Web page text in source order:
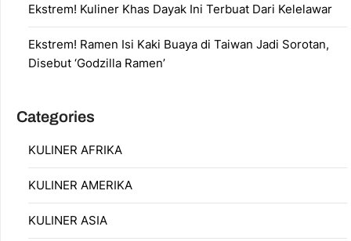
Ekstrem! Kuliner Khas Dayak Ini Terbuat Dari Kelelawar
Ekstrem! Ramen Isi Kaki Buaya di Taiwan Jadi Sorotan,
Disebut ‘Godzilla Ramen’
Categories
KULINER AFRIKA
KULINER AMERIKA
KULINER ASIA